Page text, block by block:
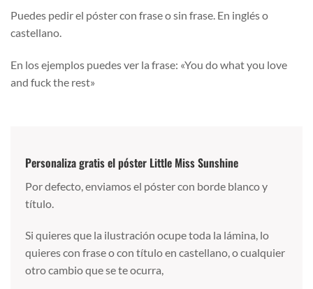
Puedes pedir el póster con frase o sin frase. En inglés o
castellano.
En los ejemplos puedes ver la frase: «You do what you love
and fuck the rest»
Personaliza gratis el póster Little Miss Sunshine
Por defecto, enviamos el póster con borde blanco y
título.
Si quieres que la ilustración ocupe toda la lámina, lo
quieres con frase o con título en castellano, o cualquier
otro cambio que se te ocurra,